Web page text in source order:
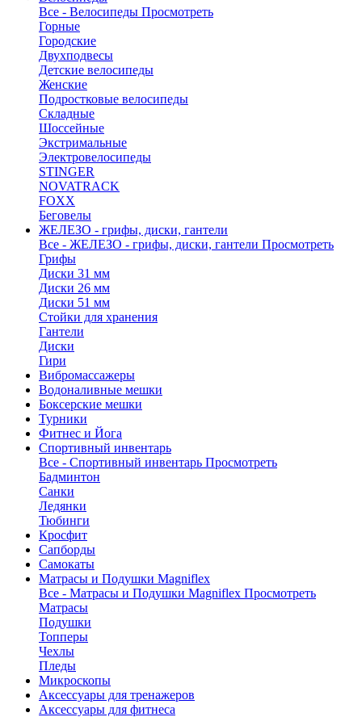
Все - Велосипеды Просмотреть
Горные
Городские
Двухподвесы
Детские велосипеды
Женские
Подростковые велосипеды
Складные
Шоссейные
Экстримальные
Электровелосипеды
STINGER
NOVATRACK
FOXX
Беговелы
ЖЕЛЕЗО - грифы, диски, гантели
Все - ЖЕЛЕЗО - грифы, диски, гантели Просмотреть
Грифы
Диски 31 мм
Диски 26 мм
Диски 51 мм
Стойки для хранения
Гантели
Диски
Гири
Вибромассажеры
Водоналивные мешки
Боксерские мешки
Турники
Фитнес и Йога
Спортивный инвентарь
Все - Спортивный инвентарь Просмотреть
Бадминтон
Санки
Ледянки
Тюбинги
Кросфит
Сапборды
Самокаты
Матрасы и Подушки Magniflex
Все - Матрасы и Подушки Magniflex Просмотреть
Матрасы
Подушки
Топперы
Чехлы
Пледы
Микроскопы
Аксессуары для тренажеров
Аксессуары для фитнеса